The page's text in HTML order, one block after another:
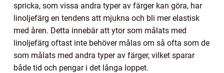
spricka, som vissa andra typer av färger kan göra, har
linoljefärg en tendens att mjukna och bli mer elastisk
med åren. Detta innebär att ytor som målats med
linoljefärg oftast inte behöver målas om så ofta som de
som målats med andra typer av färger, vilket sparar
både tid och pengar i det långa loppet.